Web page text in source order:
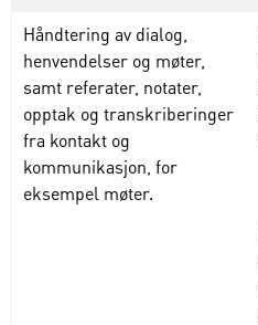
Håndtering av dialog,
henvendelser og møter,
samt referater, notater,
opptak og transkriberinger
fra kontakt og
kommunikasjon, for
eksempel møter.